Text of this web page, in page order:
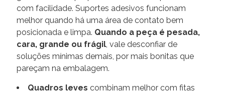
com facilidade. Suportes adesivos funcionam
melhor quando há uma área de contato bem
posicionada e limpa. Quando a peça é pesada,
cara, grande ou frágil , vale desconfiar de
soluções mínimas demais, por mais bonitas que
pareçam na embalagem.
Quadros leves combinam melhor com fitas